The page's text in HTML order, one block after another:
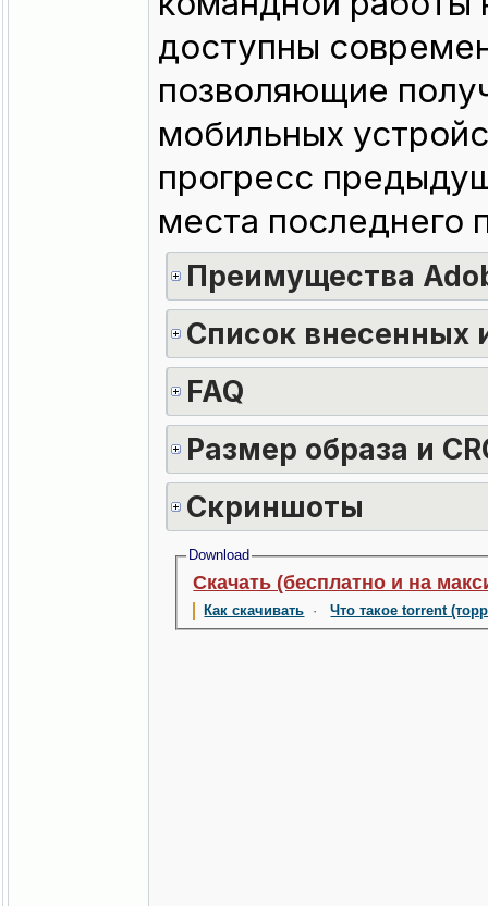
доступны
позволяющие
мобильных
прогресс
места последнего
Преимущества
Список внесенных
FAQ
Размер образа и
Скриншоты
Download
Скачать (бесплатно и на
Как скачивать ·Что такое torrent